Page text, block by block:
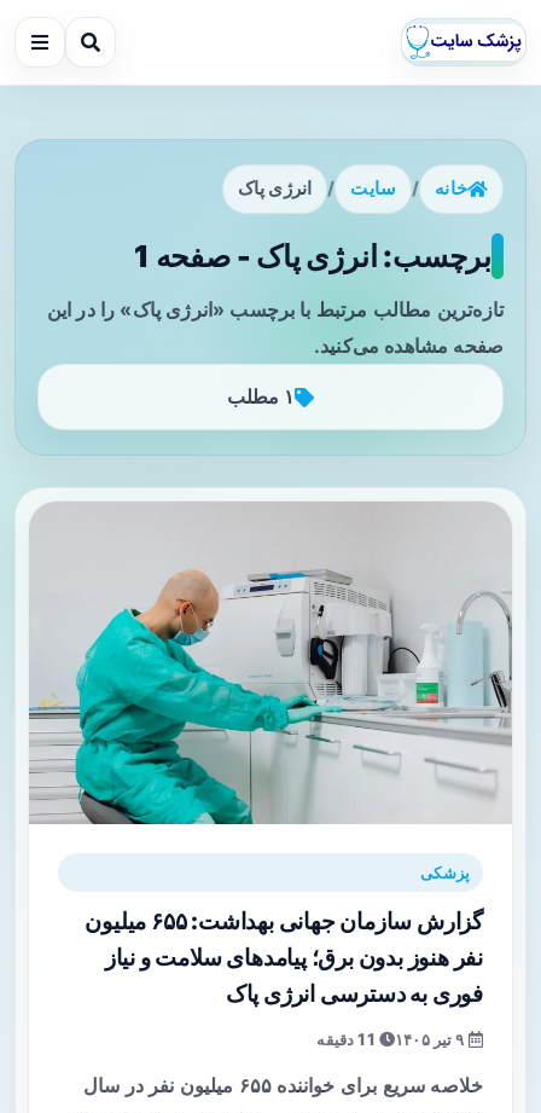
خانه / سایت / انرژی پاک
برچسب: انرژی پاک - صفحه 1
تازه‌ترین مطالب مرتبط با برچسب «انرژی پاک» را در این
صفحه مشاهده می‌کنید.
۱ مطلب
پزشکی
گزارش سازمان جهانی بهداشت: ۶۵۵ میلیون
نفر هنوز بدون برق؛ پیامدهای سلامت و نیاز
فوری به دسترسی انرژی پاک
خلاصه سریع برای خواننده ۶۵۵ میلیون نفر در سال